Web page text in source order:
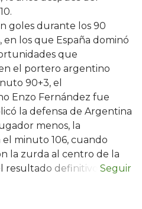
goles durante los 90
los que España dominó
que
el portero argentino
90+3, el
Enzo Fernández fue
la defensa de Argentina
menos, la
el minuto 106, cuando
la zurda al centro de la
definitivo.